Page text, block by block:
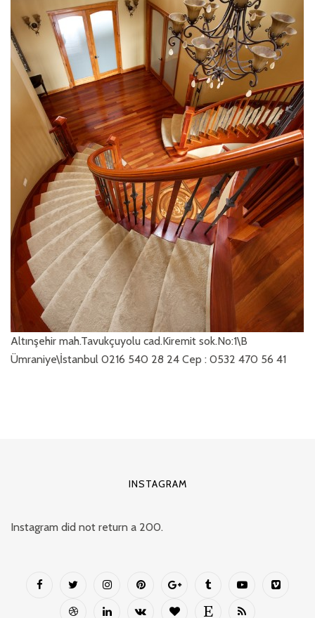
Altınşehir mah.Tavukçuyolu cad.Kiremit sok.No:1\B
Ümraniye\İstanbul 0216 540 28 24 Cep : 0532 470 56 41
INSTAGRAM
Instagram did not return a 200.